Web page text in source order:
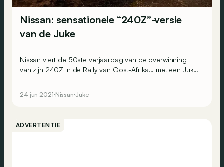
Nissan: sensationele “240Z”-versie
van de Juke
Nissan viert de 50ste verjaardag van de overwinning
van zijn 240Z in de Rally van Oost-Afrika… met een Juke
24 jun 2021 Nissan Juke
ADVERTENTIE